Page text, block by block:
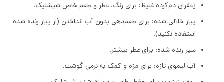
زعفران دم‌کرده غلیظ: برای رنگ، عطر و طعم خاص شیشلیک.
پیاز خلالی شده: برای طعم‌دهی بدون آب انداختن (از پیاز رنده شده
استفاده نکنید).
سیر رنده شده: برای عطر بیشتر.
آب لیموی تازه: برای مزه و کمک به نرمی گوشت.